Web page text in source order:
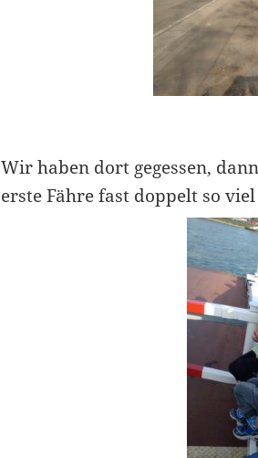
Wir haben dort gegessen,
erste Fähre fast doppelt so